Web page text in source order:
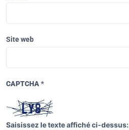
Site web
CAPTCHA*
Saisissez le texte affiché ci-dessus: